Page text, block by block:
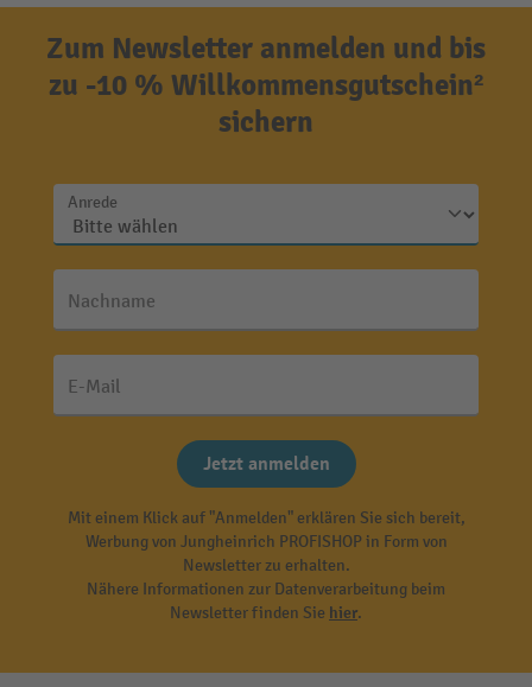
Zum Newsletter anmelden und bis
zu -10 % Willkommensgutschein²
sichern
Anrede
Nachname
E-Mail
Jetzt anmelden
Mit einem Klick auf "Anmelden" erklären Sie sich bereit,
Werbung von Jungheinrich PROFISHOP in Form von
Newsletter zu erhalten.
Nähere Informationen zur Datenverarbeitung beim
Newsletter finden Sie hier.